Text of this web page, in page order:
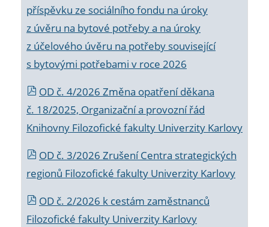
příspěvku ze sociálního fondu na úroky
z úvěru na bytové potřeby a na úroky
z účelového úvěru na potřeby související
s bytovými potřebami v roce 2026
OD č. 4/2026 Změna opatření děkana
č. 18/2025, Organizační a provozní řád
Knihovny Filozofické fakulty Univerzity Karlovy
OD č. 3/2026 Zrušení Centra strategických
regionů Filozofické fakulty Univerzity Karlovy
OD č. 2/2026 k cestám zaměstnanců
Filozofické fakulty Univerzity Karlovy